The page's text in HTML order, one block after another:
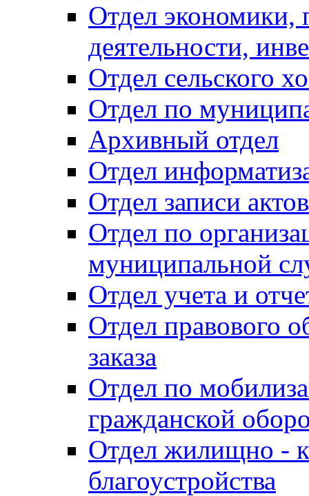
Отдел экономики,
деятельности,
Отдел сельского
Отдел по
Архивный отдел
Отдел
Отдел записи
Отдел по
муниципальной
Отдел учета и
Отдел правового
заказа
Отдел по
гражданской
Отдел жилищно -
благоустройства